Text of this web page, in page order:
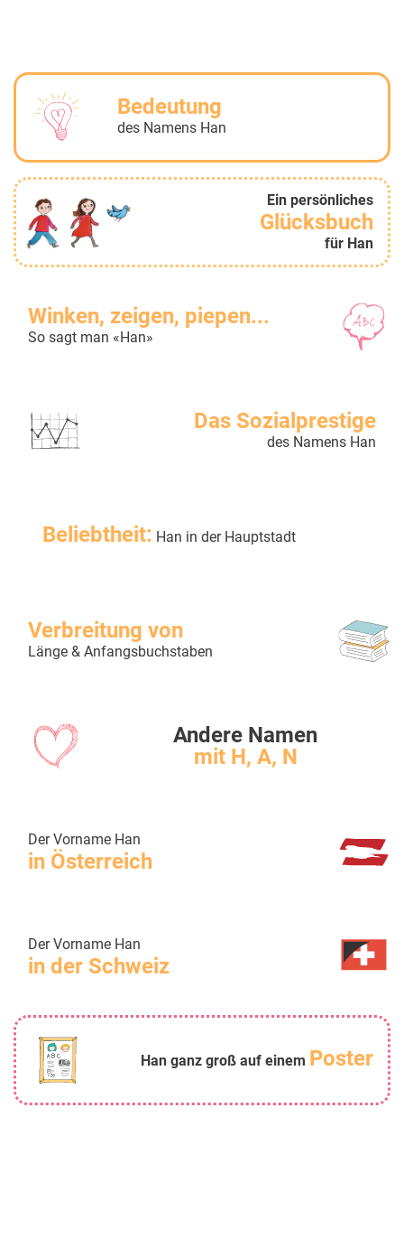
Bedeutung
des Namens Han
Ein persönliches
Glücksbuch
für Han
Winken, zeigen, piepen...
So sagt man «Han»
Das Sozialprestige
des Namens Han
Beliebtheit: Han in der Hauptstadt
Verbreitung von
Länge & Anfangsbuchstaben
Andere Namen
mit H, A, N
Der Vorname Han
in Österreich
Der Vorname Han
in der Schweiz
Han ganz groß auf einem Poster